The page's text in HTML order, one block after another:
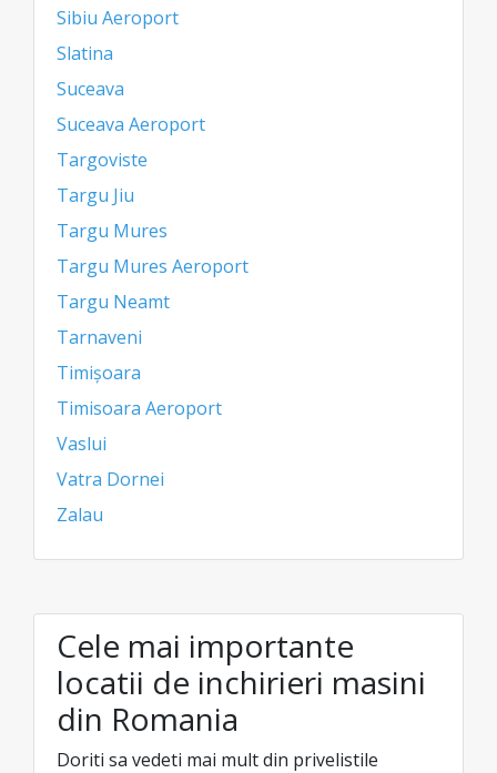
Sibiu Aeroport
Slatina
Suceava
Suceava Aeroport
Targoviste
Targu Jiu
Targu Mures
Targu Mures Aeroport
Targu Neamt
Tarnaveni
Timișoara
Timisoara Aeroport
Vaslui
Vatra Dornei
Zalau
Cele mai importante
locatii de inchirieri masini
din Romania
Doriti sa vedeti mai mult din privelistile